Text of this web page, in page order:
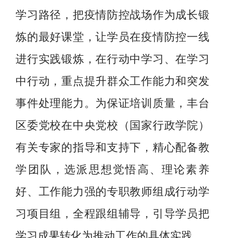
学习路径，把疫情防控战场作为成长锻
炼的最好课堂，让学员在疫情防控一线
进行实践锻炼，在行动中学习、在学习
中行动，重点提升群众工作能力和突发
事件处理能力。为保证培训质量，丰台
区委党校在中央党校（国家行政学院）
有关专家的指导和支持下，精心配备教
学团队，选派思想觉悟高、理论素养
好、工作能力强的专职教师组成行动学
习项目组，全程跟组辅导，引导学员把
学习成果转化为推动工作的具体实践。